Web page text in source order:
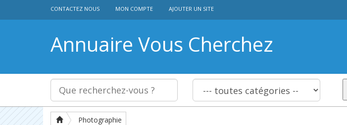
CONTACTEZ NOUS MON COMPTE AJOUTER UN SITE
Annuaire Vous Cherchez
Photographie